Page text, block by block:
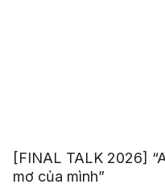
[FINAL TALK 2026]
mơ của mình”